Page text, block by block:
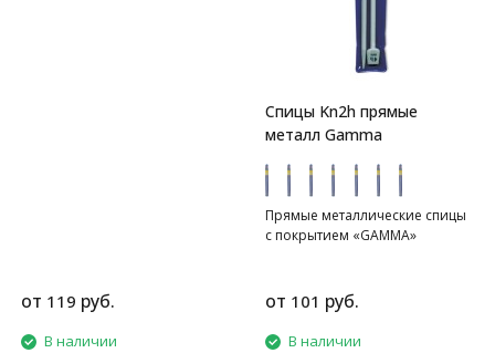
от 119 руб.
В наличии
Спицы Kn2h прямые
металл Gamma
Прямые металлические спицы
с покрытием «GAMMA»
от 101 руб.
В наличии